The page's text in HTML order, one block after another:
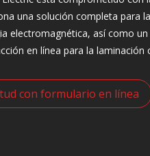
una solución completa para la
electromagnética, así como
en línea para la laminación
con formulario en línea